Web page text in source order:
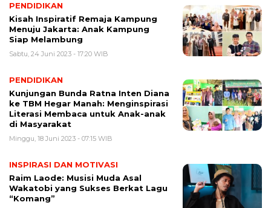
PENDIDIKAN
Kisah Inspiratif Remaja Kampung
Menuju Jakarta: Anak Kampung
Siap Melambung
Sabtu, 24 Juni 2023 - 17:20 WIB
PENDIDIKAN
Kunjungan Bunda Ratna Inten Diana
ke TBM Hegar Manah: Menginspirasi
Literasi Membaca untuk Anak-anak
di Masyarakat
Minggu, 18 Juni 2023 - 07:15 WIB
INSPIRASI DAN MOTIVASI
Raim Laode: Musisi Muda Asal
Wakatobi yang Sukses Berkat Lagu
“Komang”